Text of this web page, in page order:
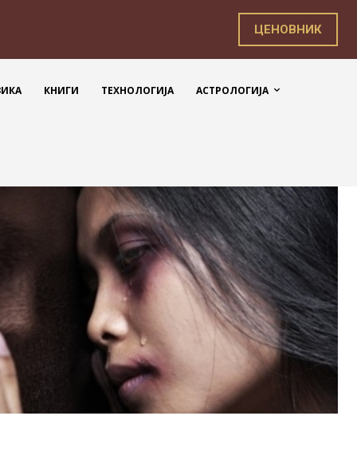
ЦЕНОВНИК
КНИГИ ТЕХНОЛОГИЈА АСТРОЛОГИЈА